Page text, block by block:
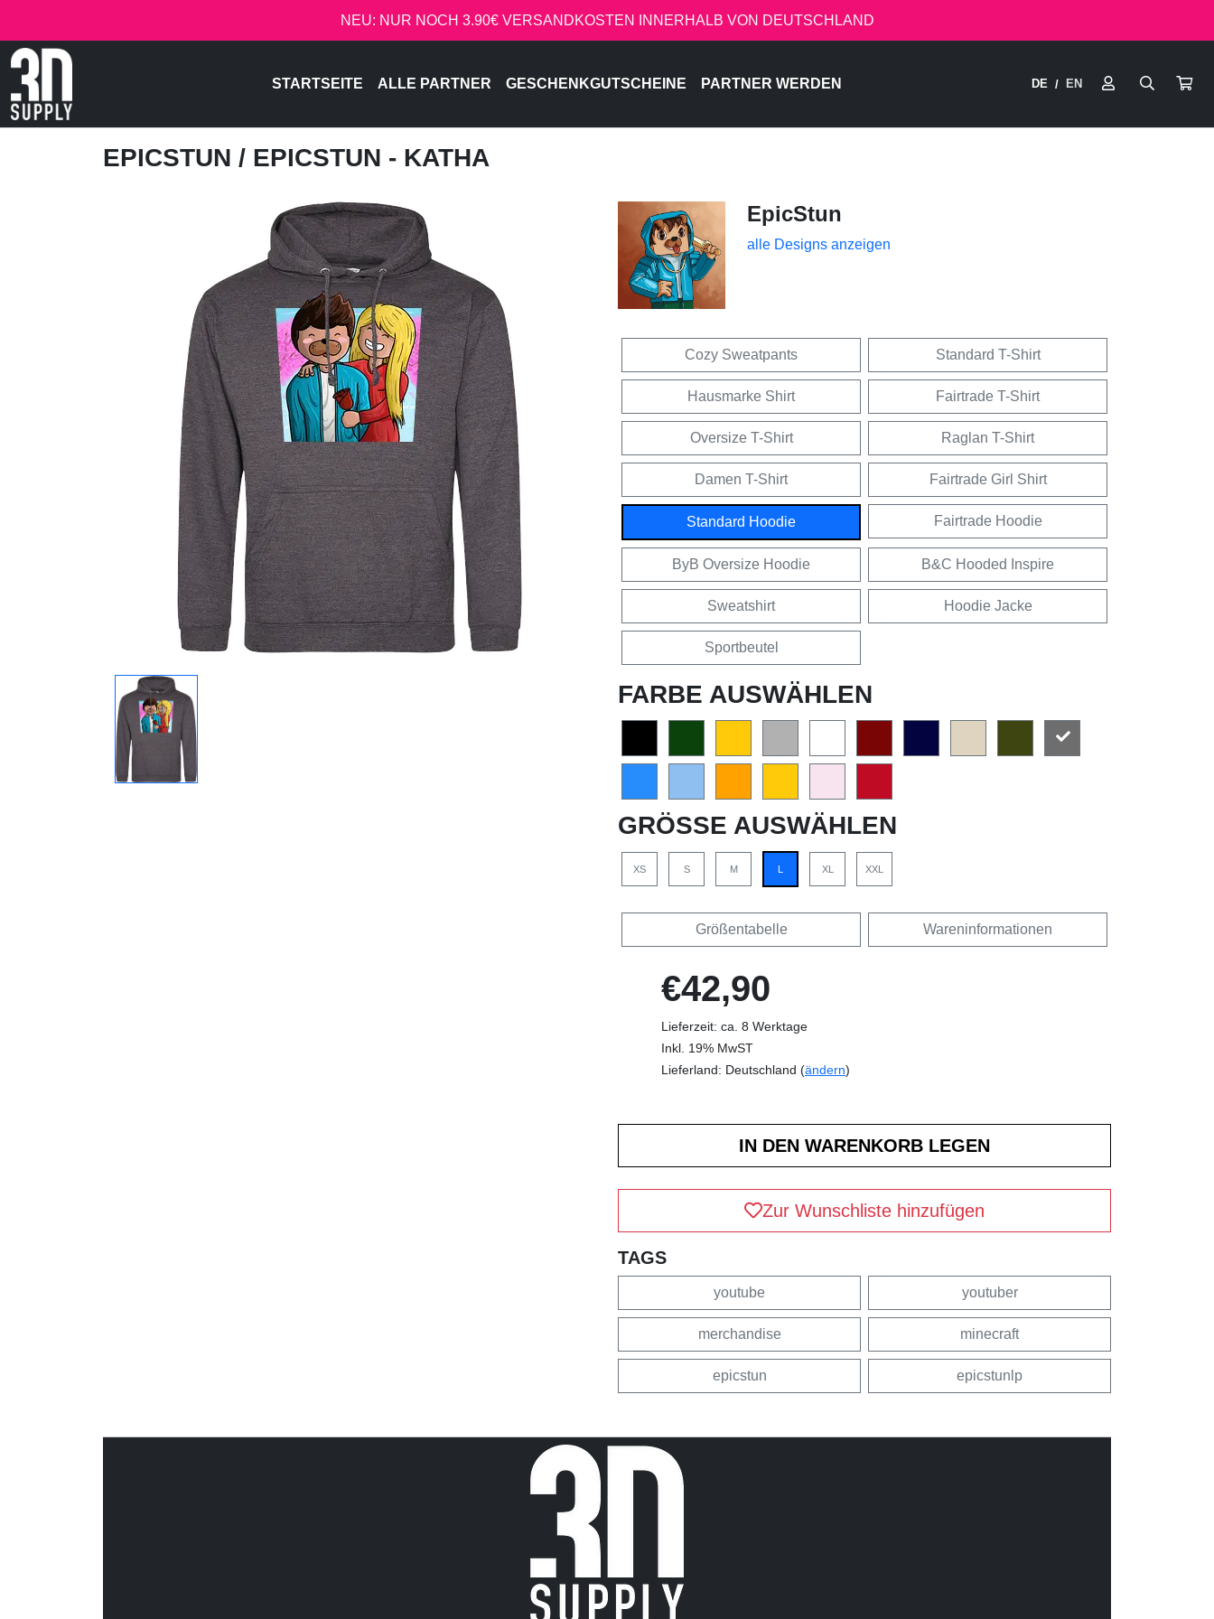
NEU: NUR NOCH 3.90€ VERSANDKOSTEN INNERHALB VON DEUTSCHLAND
STARTSEITE ALLE PARTNER GESCHENKGUTSCHEINE PARTNER WERDEN DE / EN
EPICSTUN / EPICSTUN - KATHA
EpicStun
alle Designs anzeigen
Cozy Sweatpants Standard T-Shirt
Hausmarke Shirt Fairtrade T-Shirt
Oversize T-Shirt Raglan T-Shirt
Damen T-Shirt Fairtrade Girl Shirt
Standard Hoodie Fairtrade Hoodie
ByB Oversize Hoodie B&C Hooded Inspire
Sweatshirt Hoodie Jacke
Sportbeutel
FARBE AUSWÄHLEN
GRÖSSE AUSWÄHLEN
XS S M L XL XXL
Größentabelle Wareninformationen
€42,90
Lieferzeit: ca. 8 Werktage
Inkl. 19% MwST
Lieferland: Deutschland (ändern)
Zur Wunschliste hinzufügen
TAGS
youtube youtuber
merchandise minecraft
epicstun epicstunlp